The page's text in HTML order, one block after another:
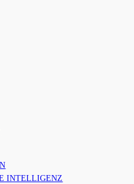
INTELLIGENZ